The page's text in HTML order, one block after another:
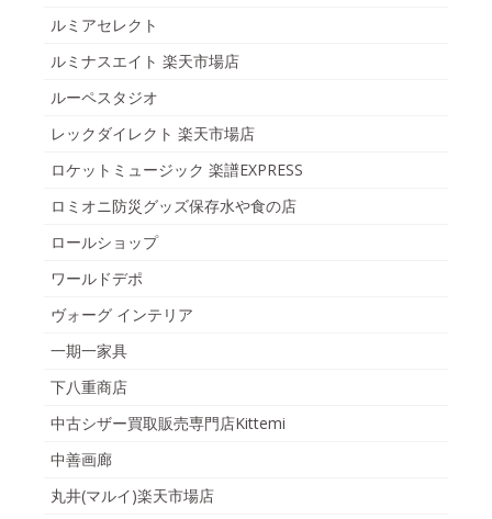
ルミアセレクト
ルミナスエイト 楽天市場店
ルーペスタジオ
レックダイレクト 楽天市場店
ロケットミュージック 楽譜EXPRESS
ロミオニ防災グッズ保存水や食の店
ロールショップ
ワールドデポ
ヴォーグ インテリア
一期一家具
下八重商店
中古シザー買取販売専門店Kittemi
中善画廊
丸井(マルイ)楽天市場店